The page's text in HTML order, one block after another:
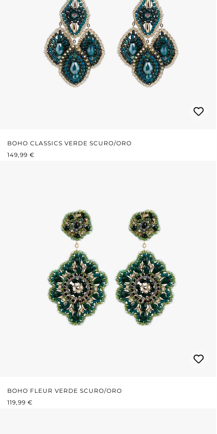
BOHO CLASSICS VERDE SCURO/ORO
PREZZO NORMALE:
149,99 €
BOHO FLEUR VERDE SCURO/ORO
PREZZO NORMALE:
119,99 €